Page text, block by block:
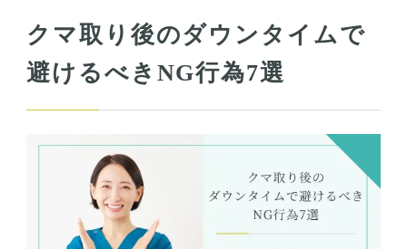
クマ取り後のダウンタイムで
避けるべきNG行為7選